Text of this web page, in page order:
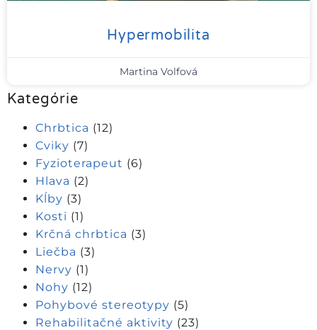
Kategórie
Chrbtica (12)
Cviky (7)
Fyzioterapeut (6)
Hlava (2)
Kĺby (3)
Kosti (1)
Krčná chrbtica (3)
Liečba (3)
Nervy (1)
Nohy (12)
Pohybové stereotypy (5)
Rehabilitačné aktivity (23)
Hypermobilita
Martina Volfová